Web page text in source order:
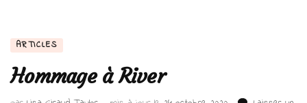
ARTICLES
Hommage à River